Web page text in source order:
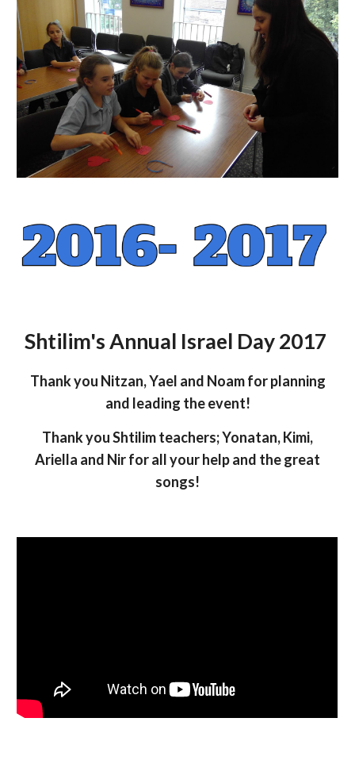
Shtilim's Annual Israel Day 2017
Thank you Nitzan, Yael and Noam for planning
and leading the event!
Thank you Shtilim teachers; Yonatan, Kimi,
Ariella and Nir for all your help and the great
songs!